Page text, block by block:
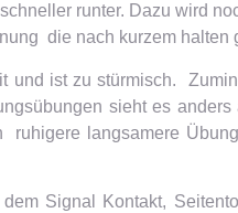
runter. Dazu wird
die nach kurzem halten
und ist zu stürmisch.
sieht es
ruhigere langsamere
Signal Kontakt,